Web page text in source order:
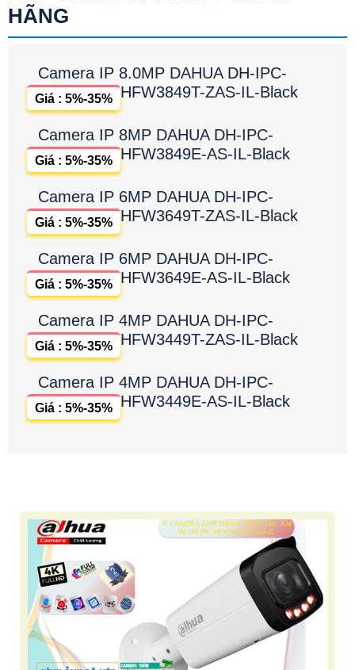
HÃNG
Camera IP 8.0MP DAHUA DH-IPC-
HFW3849T-ZAS-IL-Black
Giá : 5%-35%
Camera IP 8MP DAHUA DH-IPC-
HFW3849E-AS-IL-Black
Giá : 5%-35%
Camera IP 6MP DAHUA DH-IPC-
HFW3649T-ZAS-IL-Black
Giá : 5%-35%
Camera IP 6MP DAHUA DH-IPC-
HFW3649E-AS-IL-Black
Giá : 5%-35%
Camera IP 4MP DAHUA DH-IPC-
HFW3449T-ZAS-IL-Black
Giá : 5%-35%
Camera IP 4MP DAHUA DH-IPC-
HFW3449E-AS-IL-Black
Giá : 5%-35%